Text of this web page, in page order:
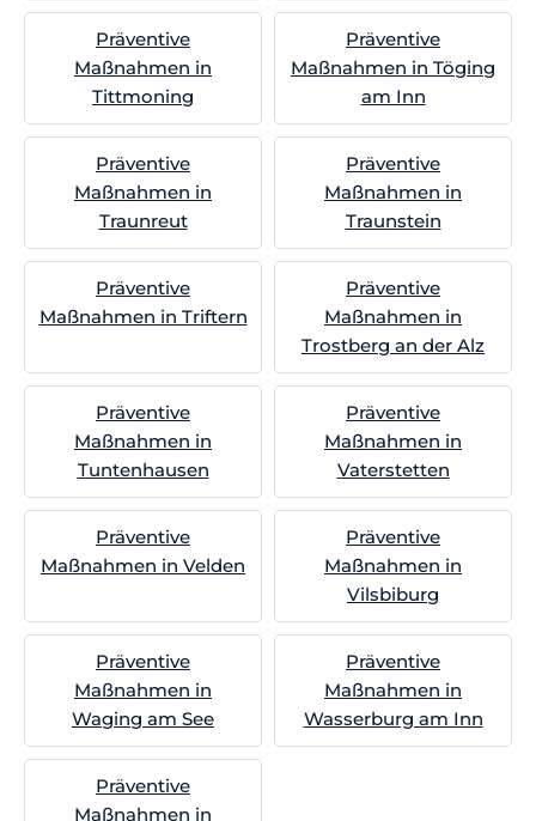
Präventive
Maßnahmen in
Tittmoning
Präventive
Maßnahmen in Töging
am Inn
Präventive
Maßnahmen in
Traunreut
Präventive
Maßnahmen in
Traunstein
Präventive
Maßnahmen in Triftern
Präventive
Maßnahmen in
Trostberg an der Alz
Präventive
Maßnahmen in
Tuntenhausen
Präventive
Maßnahmen in
Vaterstetten
Präventive
Maßnahmen in Velden
Präventive
Maßnahmen in
Vilsbiburg
Präventive
Maßnahmen in
Waging am See
Präventive
Maßnahmen in
Wasserburg am Inn
Präventive
Maßnahmen in